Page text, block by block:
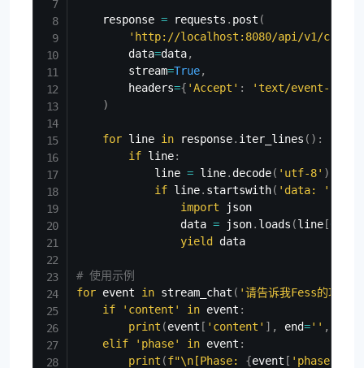
    response
= requests . post (
'http://localhost:8080/api/v1/chat/
        data
=data,
        stream
=True,
        headers
={ 'Accept' :
'text/event-
)
for line in response. iter_lines ( ) :
if line:
            line
= line. decode( 'utf-8' )
if line. startswith( 'data: '
import json
                data
= json. loads (line [
yield
data
# 使用示例
for event in stream_chat ( '请告诉我Fess的功能'
if
'content' in event :
print (event [ 'content' ] , end='' ,
elif
'phase' in event :
print (f"\n[Phase: {event [ 'phase'